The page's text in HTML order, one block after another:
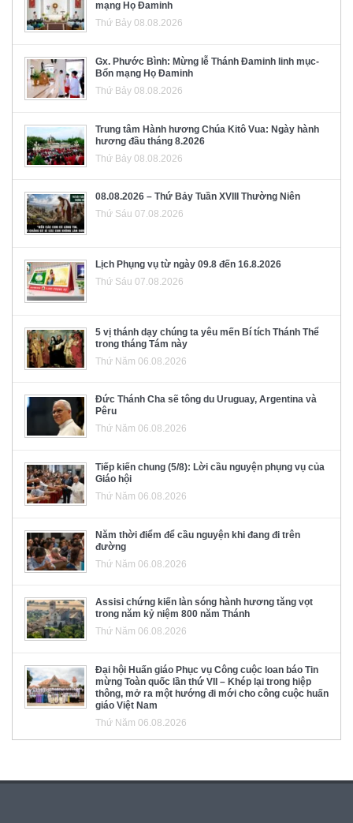
mạng Họ Đaminh
Thứ Bảy 08.08.2026
Gx. Phước Bình: Mừng lễ Thánh Đaminh linh mục-
Bổn mạng Họ Đaminh
Thứ Bảy 08.08.2026
Trung tâm Hành hương Chúa Kitô Vua: Ngày hành
hương đầu tháng 8.2026
Thứ Bảy 08.08.2026
08.08.2026 – Thứ Bảy Tuần XVIII Thường Niên
Thứ Sáu 07.08.2026
Lịch Phụng vụ từ ngày 09.8 đến 16.8.2026
Thứ Sáu 07.08.2026
5 vị thánh dạy chúng ta yêu mến Bí tích Thánh Thể
trong tháng Tám này
Thứ Năm 06.08.2026
Đức Thánh Cha sẽ tông du Uruguay, Argentina và
Pêru
Thứ Năm 06.08.2026
Tiếp kiến chung (5/8): Lời cầu nguyện phụng vụ của
Giáo hội
Thứ Năm 06.08.2026
Năm thời điểm để cầu nguyện khi đang đi trên
đường
Thứ Năm 06.08.2026
Assisi chứng kiến làn sóng hành hương tăng vọt
trong năm kỷ niệm 800 năm Thánh
Thứ Năm 06.08.2026
Đại hội Huấn giáo Phục vụ Công cuộc loan báo Tin
mừng Toàn quốc lần thứ VII – Khép lại trong hiệp
thông, mở ra một hướng đi mới cho công cuộc huấn
giáo Việt Nam
Thứ Năm 06.08.2026